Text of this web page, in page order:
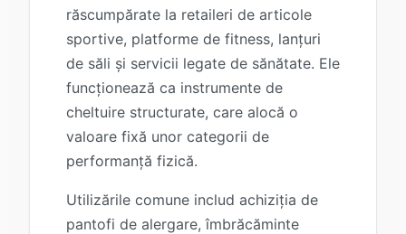
răscumpărate la retaileri de articole
sportive, platforme de fitness, lanțuri
de săli și servicii legate de sănătate. Ele
funcționează ca instrumente de
cheltuire structurate, care alocă o
valoare fixă unor categorii de
performanță fizică.
Utilizările comune includ achiziția de
pantofi de alergare, îmbrăcăminte